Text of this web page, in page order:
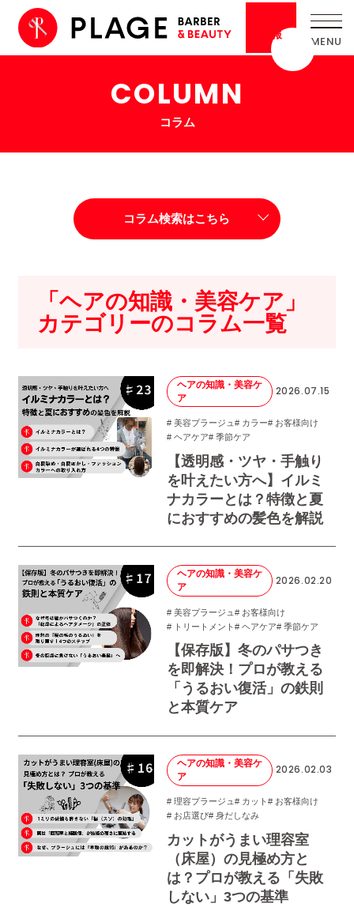
情報
COLUMN
コラム
コラム検索はこちら
「ヘアの知識・美容ケア」
カテゴリーのコラム一覧
ヘアの知識・美容ケ
ア
2026.07.15
# 美容プラージュ# カラー# お客様向け
# ヘアケア# 季節ケア
【透明感・ツヤ・手触り
を叶えたい方へ】イルミ
ナカラーとは？特徴と夏
におすすめの髪色を解説
ヘアの知識・美容ケ
ア
2026.02.20
# 美容プラージュ# お客様向け
# トリートメント# ヘアケア# 季節ケア
【保存版】冬のパサつき
を即解決！プロが教える
「うるおい復活」の鉄則
と本質ケア
ヘアの知識・美容ケ
ア
2026.02.03
# 理容プラージュ# カット# お客様向け
# お店選び# 身だしなみ
カットがうまい理容室
（床屋）の見極め方と
は？プロが教える「失敗
しない」3つの基準